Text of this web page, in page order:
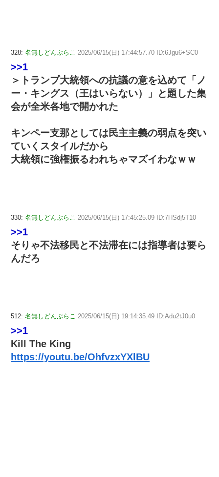
328: 名無しどんぶらこ 2025/06/15(日) 17:44:57.70 ID:6Jgu6+SC0
>>1
＞トランプ大統領への抗議の意を込めて「ノ
ー・キングス（王はいらない）」と題した集
会が全米各地で開かれた
キンペー支那としては民主主義の弱点を突い
ていくスタイルだから
大統領に強権振るわれちゃマズイわなｗｗ
330: 名無しどんぶらこ 2025/06/15(日) 17:45:25.09 ID:7HSdj5T10
>>1
そりゃ不法移民と不法滞在には指導者は要ら
んだろ
512: 名無しどんぶらこ 2025/06/15(日) 19:14:35.49 ID:Adu2tJ0u0
>>1
Kill The King
https://youtu.be/OhfvzxYXlBU